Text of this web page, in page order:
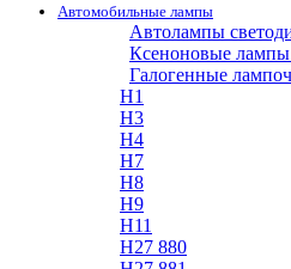
Автомобильные лампы
Автолампы
Ксеноновые
Галогенные
H1
H3
H4
H7
H8
H9
H11
H27 880